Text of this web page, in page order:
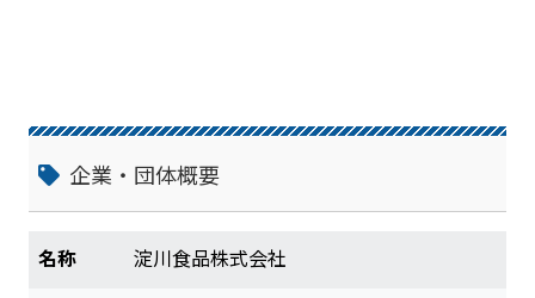
企業・団体概要
名称 淀川食品株式会社